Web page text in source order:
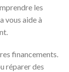
les
vous aide à
financements.
réparer des